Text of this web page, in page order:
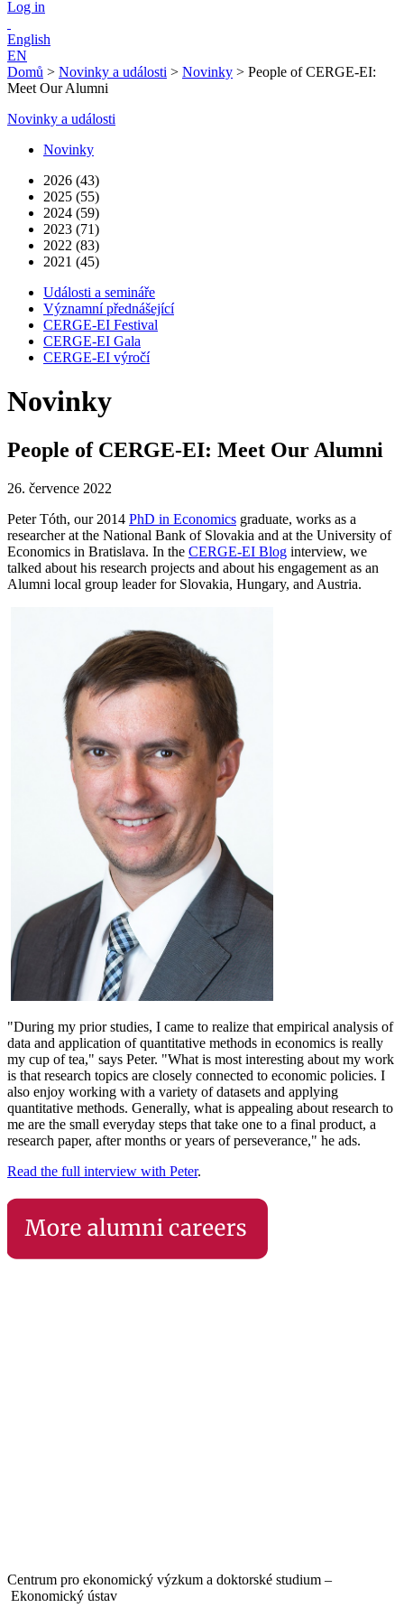
Log in
English
EN
Domů > Novinky a události > Novinky > People of CERGE-EI:
Meet Our Alumni
Novinky a události
Novinky
2026 (43)
2025 (55)
2024 (59)
2023 (71)
2022 (83)
2021 (45)
Události a semináře
Významní přednášející
CERGE-EI Festival
CERGE-EI Gala
CERGE-EI výročí
Novinky
People of CERGE-EI: Meet Our Alumni
26. července 2022
Peter Tóth, our 2014 PhD in Economics graduate, works as a
researcher at the National Bank of Slovakia and at the University of
Economics in Bratislava. In the CERGE-EI Blog interview, we
talked about his research projects and about his engagement as an
Alumni local group leader for Slovakia, Hungary, and Austria.
"During my prior studies, I came to realize that empirical analysis of
data and application of quantitative methods in economics is really
my cup of tea," says Peter. "What is most interesting about my work
is that research topics are closely connected to economic policies. I
also enjoy working with a variety of datasets and applying
quantitative methods. Generally, what is appealing about research to
me are the small everyday steps that take one to a final product, a
research paper, after months or years of perseverance," he ads.
Read the full interview with Peter.
Centrum pro ekonomický výzkum a doktorské studium –
Ekonomický ústav